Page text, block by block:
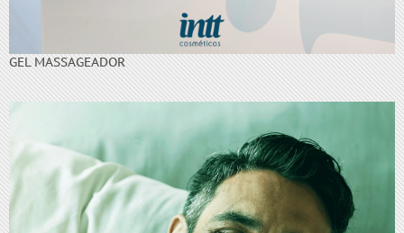
GEL MASSAGEADOR